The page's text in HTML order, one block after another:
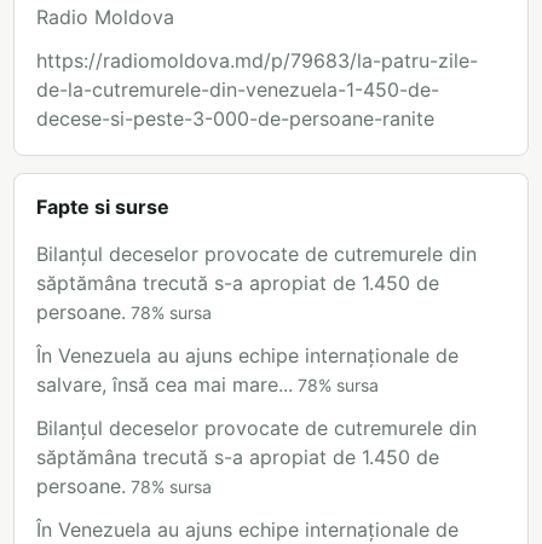
Radio Moldova
https://radiomoldova.md/p/79683/la-patru-zile-
de-la-cutremurele-din-venezuela-1-450-de-
decese-si-peste-3-000-de-persoane-ranite
Fapte si surse
Bilanțul deceselor provocate de cutremurele din
săptămâna trecută s-a apropiat de 1.450 de
persoane. 78% sursa
În Venezuela au ajuns echipe internaționale de
salvare, însă cea mai mare... 78% sursa
Bilanțul deceselor provocate de cutremurele din
săptămâna trecută s-a apropiat de 1.450 de
persoane. 78% sursa
În Venezuela au ajuns echipe internaționale de